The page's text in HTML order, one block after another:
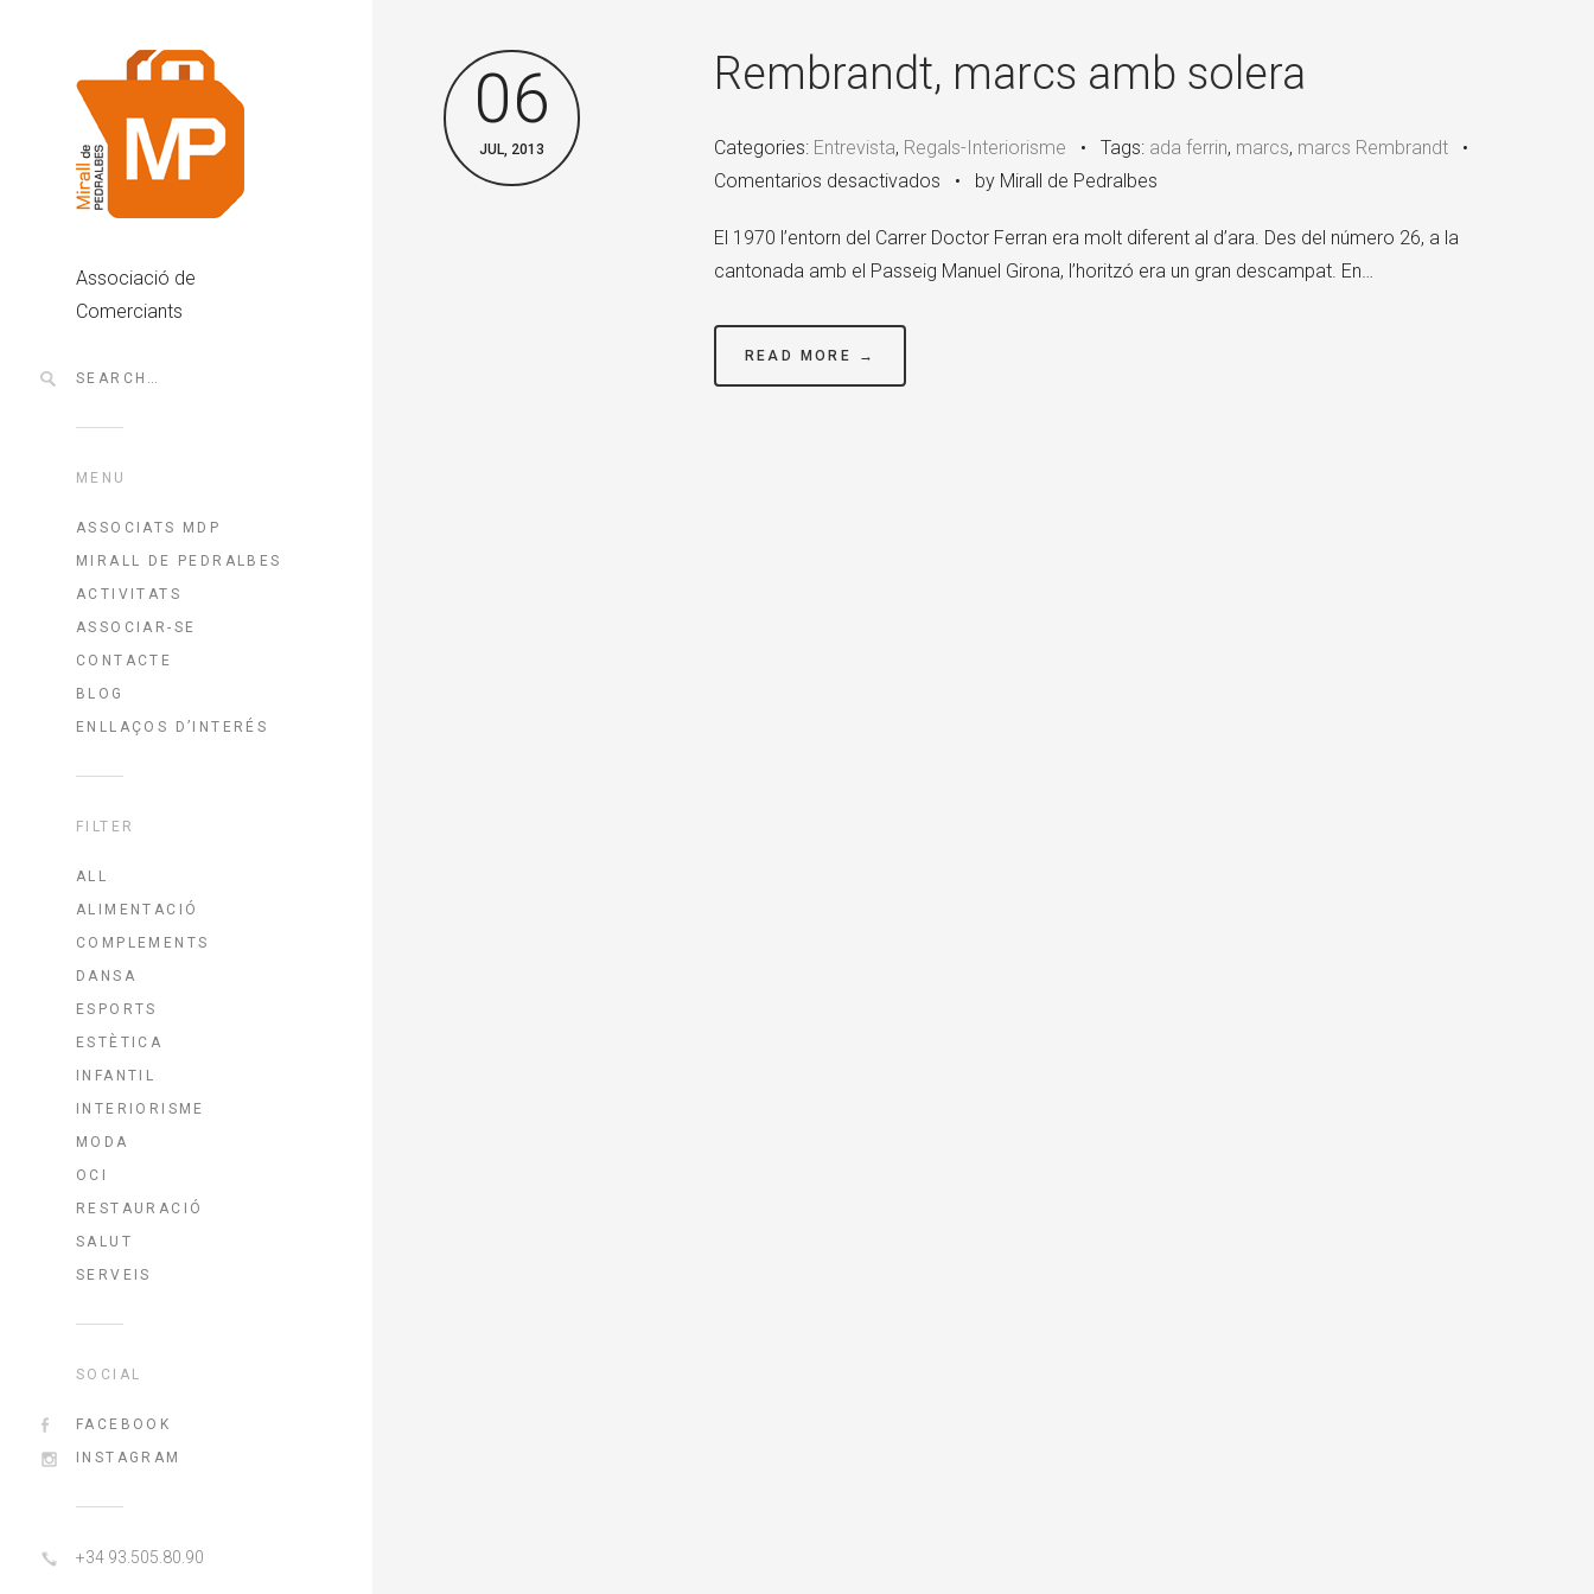
Associació de
Comerciants
MENU
ASSOCIATS MDP
MIRALL DE PEDRALBES
ACTIVITATS
ASSOCIAR-SE
CONTACTE
BLOG
ENLLAÇOS D’INTERÉS
FILTER
ALL
ALIMENTACIÓ
COMPLEMENTS
DANSA
ESPORTS
ESTÈTICA
INFANTIL
INTERIORISME
MODA
OCI
RESTAURACIÓ
SALUT
SERVEIS
SOCIAL
FACEBOOK
INSTAGRAM
+34 93.505.80.90
06
JUL, 2013
Rembrandt, marcs amb solera
Categories: Entrevista, Regals-Interiorisme • Tags: ada ferrin, marcs, marcs Rembrandt•
Comentarios desactivadosen
marcs
amb
• by Mirall de Pedralbes
El 1970 l’entorn del Carrer Doctor Ferran era molt diferent al d’ara. Des del número 26, a la
cantonada amb el Passeig Manuel Girona, l’horitzó era un gran descampat. En…
READ MORE →